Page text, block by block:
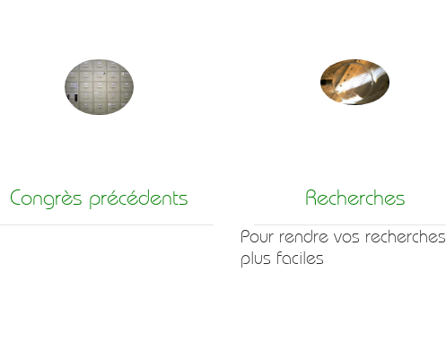
Congrès précédents Recherches
Pour rendre vos recherches
plus faciles